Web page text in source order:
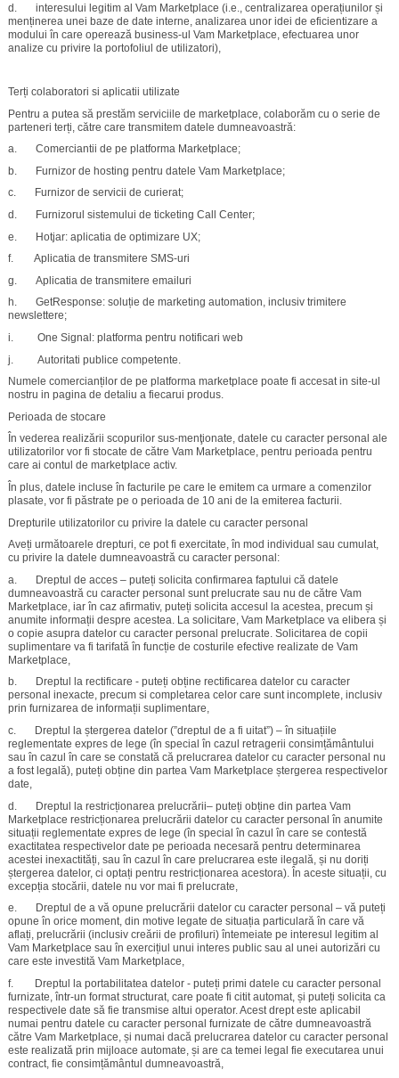
d. interesului legitim al Vam Marketplace (i.e., centralizarea operațiunilor și
menținerea unei baze de date interne, analizarea unor idei de eficientizare a
modului în care operează business-ul Vam Marketplace, efectuarea unor
analize cu privire la portofoliul de utilizatori),
Terți colaboratori si aplicatii utilizate
Pentru a putea să prestăm serviciile de marketplace, colaborăm cu o serie de
parteneri terți, către care transmitem datele dumneavoastră:
a. Comerciantii de pe platforma Marketplace;
b. Furnizor de hosting pentru datele Vam Marketplace;
c. Furnizor de servicii de curierat;
d. Furnizorul sistemului de ticketing Call Center;
e. Hotjar: aplicatia de optimizare UX;
f. Aplicatia de transmitere SMS-uri
g. Aplicatia de transmitere emailuri
h. GetResponse: soluție de marketing automation, inclusiv trimitere
newslettere;
i. One Signal: platforma pentru notificari web
j. Autoritati publice competente.
Numele comercianților de pe platforma marketplace poate fi accesat in site-ul
nostru in pagina de detaliu a fiecarui produs.
Perioada de stocare
În vederea realizării scopurilor sus-menţionate, datele cu caracter personal ale
utilizatorilor vor fi stocate de către Vam Marketplace, pentru perioada pentru
care ai contul de marketplace activ.
În plus, datele incluse în facturile pe care le emitem ca urmare a comenzilor
plasate, vor fi păstrate pe o perioada de 10 ani de la emiterea facturii.
Drepturile utilizatorilor cu privire la datele cu caracter personal
Aveți următoarele drepturi, ce pot fi exercitate, în mod individual sau cumulat,
cu privire la datele dumneavoastră cu caracter personal:
a. Dreptul de acces – puteți solicita confirmarea faptului că datele
dumneavoastră cu caracter personal sunt prelucrate sau nu de către Vam
Marketplace, iar în caz afirmativ, puteți solicita accesul la acestea, precum și
anumite informații despre acestea. La solicitare, Vam Marketplace va elibera și
o copie asupra datelor cu caracter personal prelucrate. Solicitarea de copii
suplimentare va fi tarifată în funcție de costurile efective realizate de Vam
Marketplace,
b. Dreptul la rectificare - puteți obține rectificarea datelor cu caracter
personal inexacte, precum si completarea celor care sunt incomplete, inclusiv
prin furnizarea de informații suplimentare,
c. Dreptul la ștergerea datelor (”dreptul de a fi uitat”) – în situațiile
reglementate expres de lege (în special în cazul retragerii consimțământului
sau în cazul în care se constată că prelucrarea datelor cu caracter personal nu
a fost legală), puteți obține din partea Vam Marketplace ștergerea respectivelor
date,
d. Dreptul la restricționarea prelucrării– puteți obține din partea Vam
Marketplace restricționarea prelucrării datelor cu caracter personal în anumite
situații reglementate expres de lege (în special în cazul în care se contestă
exactitatea respectivelor date pe perioada necesară pentru determinarea
acestei inexactități, sau în cazul în care prelucrarea este ilegală, și nu doriți
ștergerea datelor, ci optați pentru restricționarea acestora). În aceste situații, cu
excepția stocării, datele nu vor mai fi prelucrate,
e. Dreptul de a vă opune prelucrării datelor cu caracter personal – vă puteți
opune în orice moment, din motive legate de situația particulară în care vă
aflați, prelucrării (inclusiv creării de profiluri) întemeiate pe interesul legitim al
Vam Marketplace sau în exercițiul unui interes public sau al unei autorizări cu
care este investită Vam Marketplace,
f. Dreptul la portabilitatea datelor - puteți primi datele cu caracter personal
furnizate, într-un format structurat, care poate fi citit automat, și puteți solicita ca
respectivele date să fie transmise altui operator. Acest drept este aplicabil
numai pentru datele cu caracter personal furnizate de către dumneavoastră
către Vam Marketplace, și numai dacă prelucrarea datelor cu caracter personal
este realizată prin mijloace automate, și are ca temei legal fie executarea unui
contract, fie consimțământul dumneavoastră,